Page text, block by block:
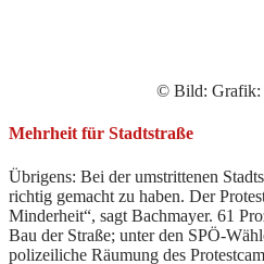
© Bild: Grafik:
Mehrheit für Stadtstraße
Übrigens: Bei der umstrittenen
richtig gemacht zu haben. Der
Minderheit“, sagt Bachmayer. 61
Bau der Straße; unter den SPÖ-
polizeiliche Räumung des